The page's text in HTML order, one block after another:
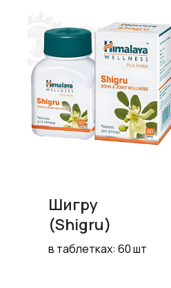
Шигру
(Shigru)
в таблетках: 60 шт